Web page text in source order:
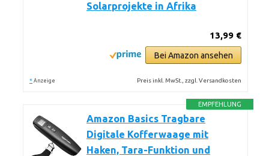
Solarprojekte in Afrika
13,99 €
Bei Amazon ansehen
* Anzeige Preis inkl. MwSt., zzgl. Versandkosten
EMPFEHLUNG
Amazon Basics Tragbare
Digitale Kofferwaage mit
Haken, Tara-Funktion und